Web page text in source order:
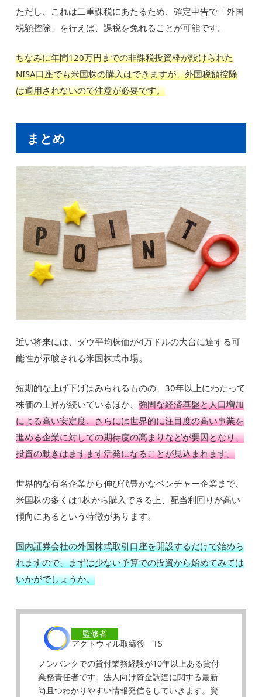
ただし、これは二重課税にあたるため、確定申告で「外国
税額控除」を行えば、課税を免れることが可能です。
ちなみに年間120万円までの非課税投資枠が設けられた
NISA口座でも米国株の購入はできますが、外国税額控除
は適用されないので注意が必要です。
まとめ
近い将来には、ダウ平均株価が4万ドルの大台に達する可
能性が示唆される米国株式市場。
短期的な上げ下げはみられるものの、30年以上にわたって
株価の上昇が続いているほか、強固な経済基盤と人口増加
による高い安定度、さらには世界的に注目度の高い事業を
進める企業に対しての期待度の高まりなどが要因となり、
投資の動きはますます活発になることが見込まれます。
世界的な有名企業から伸び代豊かなベンチャー企業まで、
米国株の多くは1株から購入できる上、配当利回りが高い
傾向にあるという特徴があります。
国内証券会社の外国株式取引口座を開設するだけで始めら
れますので、まずは少ない予算での投資から始めてみては
いかがでしょうか。
監修者
アクトウィル取締役 TS
ノンバンクでの貸付業務経験が10年以上ある貸付
業務責任者です。法人向け資金調達に関する最新
尚且つわかりやすい情報発信をしていきます。資